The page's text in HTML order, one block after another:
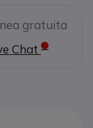
gratuita
Chat